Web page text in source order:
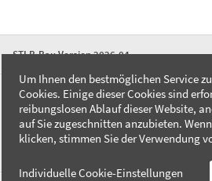
STLB-Bau Version 2026-04
FAQ
Kontakt
Datenschutzerklärung
Um Ihnen den bestmöglichen Service
Cookies. Einige dieser Cookies sind
reibungslosen Ablauf dieser Website,
auf Sie zugeschnitten anzubieten.
klicken, stimmen Sie der Verwendung
Individuelle Cookie-Einstellungen